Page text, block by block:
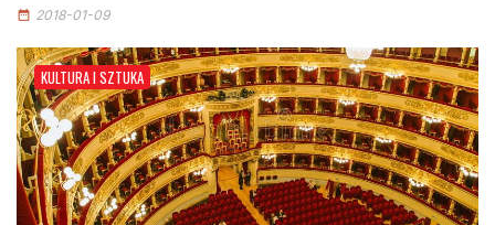
date_range 2018-01-09
KULTURA I SZTUKA